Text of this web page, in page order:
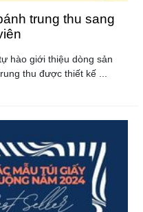
trung thu sang
hào giới thiệu dòng sản
thu được thiết kế ...